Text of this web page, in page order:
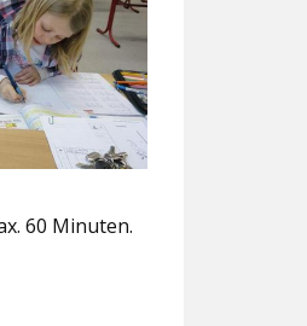
60 Minuten.